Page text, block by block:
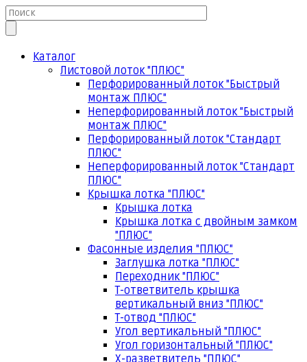
Каталог
Листовой лоток "ПЛЮС"
Перфорированный лоток "Быстрый
монтаж ПЛЮС"
Неперфорированный лоток "Быстрый
монтаж ПЛЮС"
Перфорированный лоток "Стандарт
ПЛЮС"
Неперфорированный лоток "Стандарт
ПЛЮС"
Крышка лотка "ПЛЮС"
Крышка лотка
Крышка лотка с двойным замком
"ПЛЮС"
Фасонные изделия "ПЛЮС"
Заглушка лотка "ПЛЮС"
Переходник "ПЛЮС"
Т-ответвитель крышка
вертикальный вниз "ПЛЮС"
Т-отвод "ПЛЮС"
Угол вертикальный "ПЛЮС"
Угол горизонтальный "ПЛЮС"
Х-разветвитель "ПЛЮС"